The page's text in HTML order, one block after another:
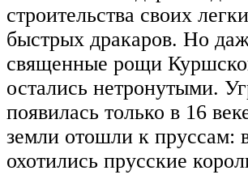
строительства своих
быстрых дракаров. Но
священные рощи
остались нетронутыми.
появилась только в 16
земли отошли к пруссам:
охотились прусские